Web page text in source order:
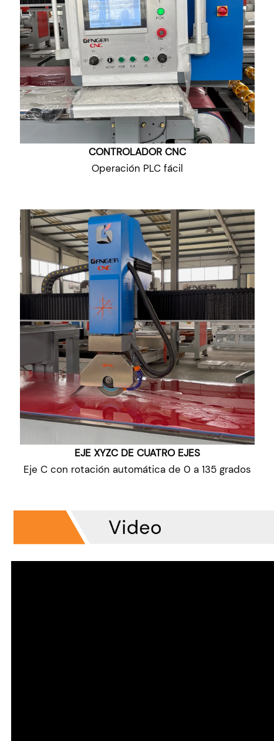
CONTROLADOR CNC
Operación PLC fácil
EJE XYZC DE CUATRO EJES
Eje C con rotación automática de 0 a 135 grados